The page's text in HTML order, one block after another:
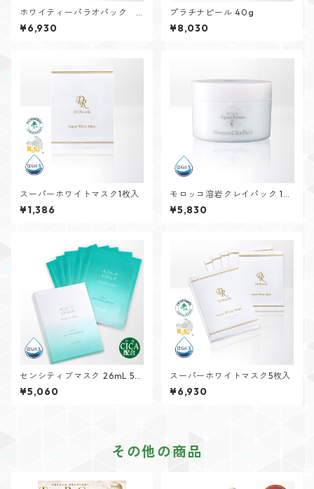
ホワイティーパラオパック 9
0g
¥6,930
プラチナピール 40g
¥8,030
スーパーホワイトマスク1枚入
¥1,386
モロッコ溶岩クレイパック 15
0g
¥5,830
センシティブマスク 26mL 5枚
入
¥5,060
スーパーホワイトマスク5枚入
¥6,930
その他の商品